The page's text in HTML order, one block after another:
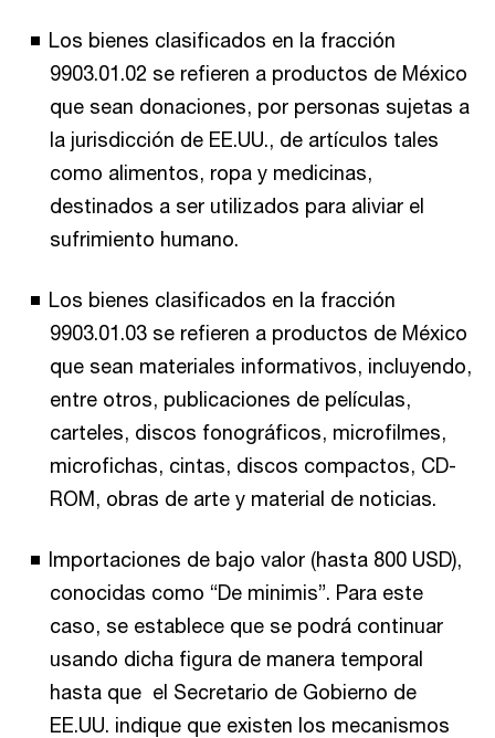
Los bienes clasificados en la fracción
9903.01.02 se refieren a productos de México
que sean donaciones, por personas sujetas a
la jurisdicción de EE.UU., de artículos tales
como alimentos, ropa y medicinas,
destinados a ser utilizados para aliviar el
sufrimiento humano.
Los bienes clasificados en la fracción
9903.01.03 se refieren a productos de México
que sean materiales informativos, incluyendo,
entre otros, publicaciones de películas,
carteles, discos fonográficos, microfilmes,
microfichas, cintas, discos compactos, CD-
ROM, obras de arte y material de noticias.
Importaciones de bajo valor (hasta 800 USD),
conocidas como “De minimis”. Para este
caso, se establece que se podrá continuar
usando dicha figura de manera temporal
hasta que el Secretario de Gobierno de
EE.UU. indique que existen los mecanismos